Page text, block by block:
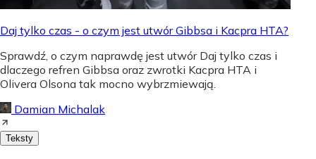
Daj tylko czas - o czym jest utwór Gibbsa i Kacpra HTA?
Sprawdź, o czym naprawdę jest utwór Daj tylko czas i
dlaczego refren Gibbsa oraz zwrotki Kacpra HTA i
Olivera Olsona tak mocno wybrzmiewają.
Damian Michalak
Teksty